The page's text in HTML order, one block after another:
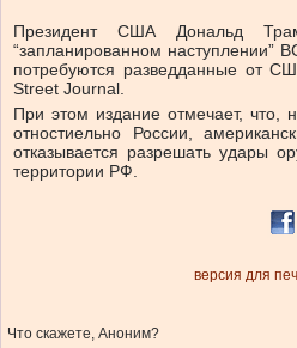
Президент США Дональд
“запланированном наступлении”
потребуются разведданные от
Street Journal.
При этом издание отмечает, что,
отностиельно России,
отказывается разрешать удары
территории РФ.
версия для
Что скажете, Аноним?